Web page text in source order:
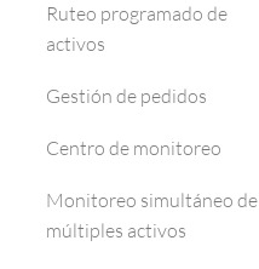
Ruteo programado de
activos
Gestión de pedidos
Centro de monitoreo
Monitoreo simultáneo de
múltiples activos